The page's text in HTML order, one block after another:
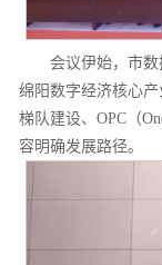
会议伊始，市
绵阳数字经济核心
梯队建设、OPC（
容明确发展路径。